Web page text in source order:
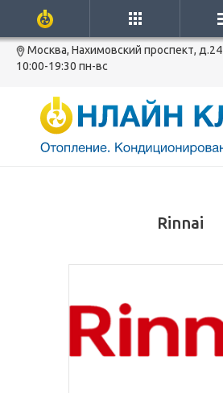
Москва, Нахимовский проспект, д.24
10:00-19:30 пн-вс
Rinnai